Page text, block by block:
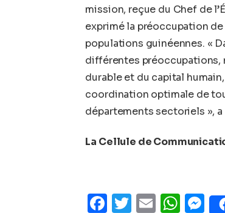
mission, reçue du Chef de
exprimé la préoccupation
populations guinéennes. «
différentes préoccupations,
durable et du capital
coordination optimale de
départements sectoriels »,
La Cellule de
Facebook
Twitter
Email